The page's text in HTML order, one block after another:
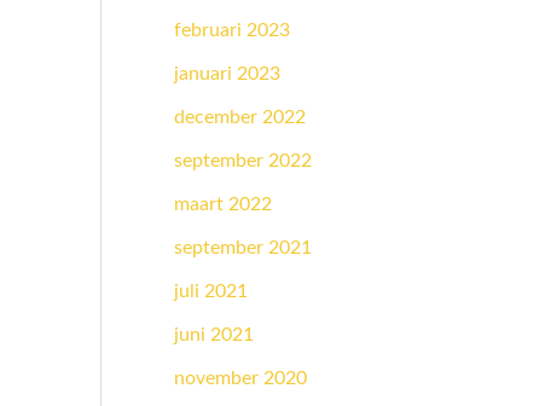
februari 2023
januari 2023
december 2022
september 2022
maart 2022
september 2021
juli 2021
juni 2021
november 2020